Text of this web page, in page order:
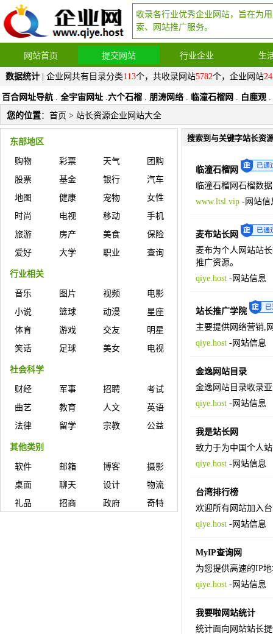
收录各行业优秀企业网站，旨在为
索、网站推广服务。
网站首页 提交网站 行业企业 生
数据统计 | 企业网共有目录分类113个，共收录网站5782个，企业网站
百合网址导航 . 全宇宙网址 .六个石榴 . 朋涛网络 . 临潼石榴网 . 白鹿观 .
您的位置： 首页 > 站长资源企业网站大全
东部地区
购物 彩票 天气
团购
股票
基金 银行
汽车
地图
健康 宠物
女性
时尚
电视 移动
手机
旅游
房产 美食
保险
爱好
大学 职业 查询
行业相关
音乐 图片 视频
电影
小说
篮球 动漫
星座
体育
游戏 交友
明星
笑话
足球 美女 电视
社会科学
财经 军事 招聘
考试
曲艺
教育 人文
英语
法律
留学 宗教 公益
其他类别
软件 邮箱 博客
摄影
桌面
聊天 设计
物流
礼品
招商 政府 奇特
搜索到与关键字站长资
临潼石榴网
临潼石榴网石榴数
www.ltsl.vip-网站信
麦布站长网
麦布为个人网站站
推广资源。
qiye.host-网站信息
站长推广学院
主要提供网络营销,
qiye.host-网站信息
金逸网站目录
金逸网站目录收录
qiye.host-网站信息
我是站长网
致力于为中国个人
qiye.host-网站信息
台湾排行榜
欢迎所有网站加入
qiye.host-网站信息
MyIP查询网
为您提供高速的IP
qiye.host-网站信息
我要啦网站统计
统计面向网站站长